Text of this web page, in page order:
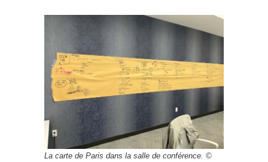
La carte de Paris dans la salle de conférence. ©